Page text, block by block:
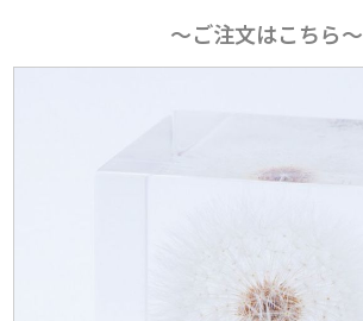
〜ご注文はこちら〜